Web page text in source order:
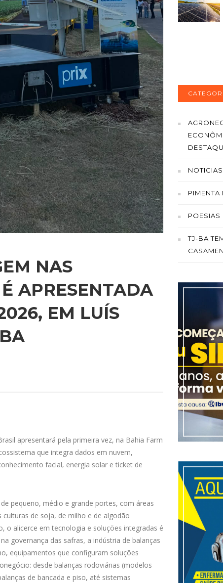
NAS
APRESENTADA
EM LUÍS
apresentará pela primeira vez, na Bahia Farm
que integra dados em nuvem,
facial, energia solar e ticket de
pequeno, médio e grande portes, com áreas
culturas de soja, de milho e de algodão
o alicerce em tecnologia e soluções integradas é
governança das safras, a indústria de balanças
equipamentos que configuram soluções
desde balanças rodoviárias (modelos
de bancada e piso, até sistemas
PIMENTA
POESIAS
TJ-BA